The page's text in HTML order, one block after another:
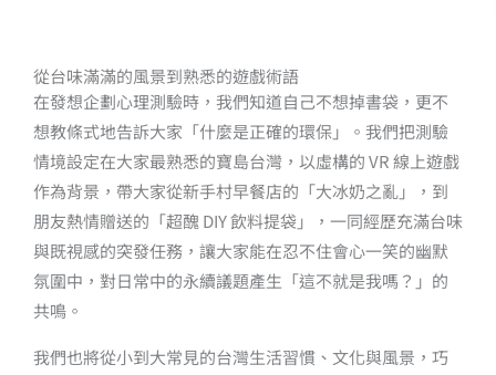
從台味滿滿的風景到熟悉的遊戲術語
在發想企劃心理測驗時，我們知道自己不想掉書袋，更不
想教條式地告訴大家「什麼是正確的環保」。我們把測驗
情境設定在大家最熟悉的寶島台灣，以虛構的 VR 線上遊戲
作為背景，帶大家從新手村早餐店的「大冰奶之亂」，到
朋友熱情贈送的「超醜 DIY 飲料提袋」，一同經歷充滿台味
與既視感的突發任務，讓大家能在忍不住會心一笑的幽默
氛圍中，對日常中的永續議題產生「這不就是我嗎？」的
共鳴。
我們也將從小到大常見的台灣生活習慣、文化與風景，巧